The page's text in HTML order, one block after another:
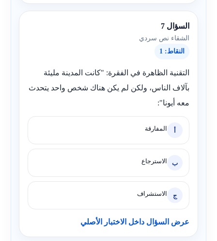
السؤال 7
الشقاء نص سردي
النقاط: 1
التقنية الظاهرة في الفقرة: "كانت المدينة مليئة
بآلاف الناس، ولكن لم يكن هناك شخص واحد يتحدث
معه أيونا":
أ المفارقة
ب الاسترجاع
ج الاستشراف
عرض السؤال داخل الاختبار الأصلي